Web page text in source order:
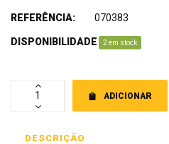
ADICIONAR
REFERÊNCIA: 070383
DISPONIBILIDADE: 2 em stock
DESCRIÇÃO